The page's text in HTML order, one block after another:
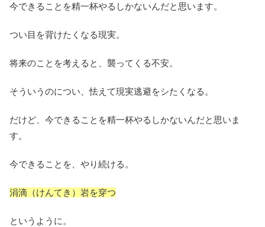
今できることを精一杯やるしかないんだと思います。
つい目を背けたくなる現実。
将来のことを考えると、襲ってくる不安。
そういうのについ、怯えて現実逃避をシたくなる。
だけど、今できることを精一杯やるしかないんだと思いま
す。
今できることを、やり続ける。
涓滴（けんてき）岩を穿つ
というように。